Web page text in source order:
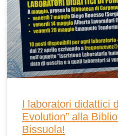
I laboratori didattici
Evolution” alla
Bissuola!